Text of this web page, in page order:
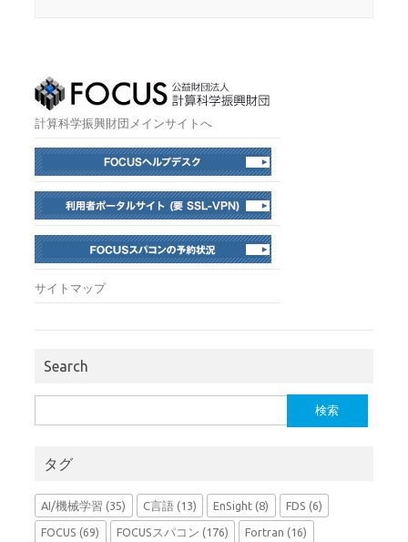
計算科学振興財団メインサイトへ
サイトマップ
Search
索:
タグ
AI/機械学習 (35) C言語(13) EnSight (8) FDS (6)
FOCUS (69) FOCUSスパコン (176) Fortran (16)